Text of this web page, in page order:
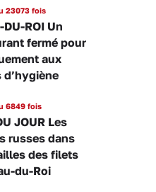
23073 fois
DU-ROI Un
fermé pour
aux
d’hygiène
6849 fois
JOUR Les
russes dans
des filets
du-Roi